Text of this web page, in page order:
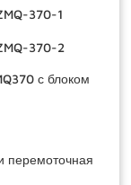
370-1
370-2
с блоком
перемоточная